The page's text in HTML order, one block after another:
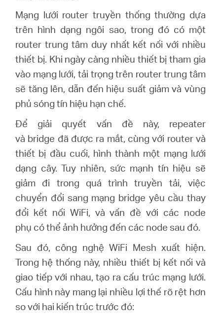
Nam
Mạng lưới router truyền thống thường dựa
trên hình dạng ngôi sao, trong đó có một
router trung tâm duy nhất kết nối với nhiều
thiết bị. Khi ngày càng nhiều thiết bị tham gia
vào mạng lưới, tải trọng trên router trung tâm
sẽ tăng lên, dẫn đến hiệu suất giảm và vùng
phủ sóng tín hiệu hạn chế.
Để giải quyết vấn đề này, repeater
và bridge đã được ra mắt, cùng với router và
thiết bị đầu cuối, hình thành một mạng lưới
dạng cây. Tuy nhiên, sức mạnh tín hiệu sẽ
giảm đi trong quá trình truyền tải, việc
chuyển đổi sang mạng bridge yêu cầu thay
đổi kết nối WiFi, và vấn đề với các node
phụ có thể ảnh hưởng đến các node sau đó.
Sau đó, công nghệ WiFi Mesh xuất hiện.
Trong hệ thống này, nhiều thiết bị kết nối và
giao tiếp với nhau, tạo ra cấu trúc mạng lưới.
Cấu hình này mang lại nhiều lợi thế rõ rệt hơn
so với hai kiến trúc trước đó: